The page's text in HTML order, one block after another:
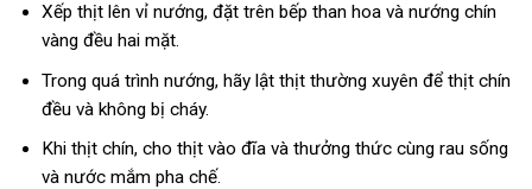
Xếp thịt lên vỉ nướng, đặt trên bếp than hoa và nướng chín
vàng đều hai mặt.
Trong quá trình nướng, hãy lật thịt thường xuyên để thịt chín
đều và không bị cháy.
Khi thịt chín, cho thịt vào đĩa và thưởng thức cùng rau sống
và nước mắm pha chế.